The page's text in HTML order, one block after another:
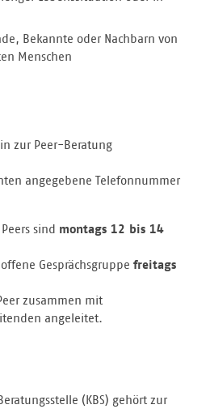
Bekannte oder Nachbarn von
Menschen
zur Peer-Beratung
angegebene Telefonnummer
sind montags 12 bis 14
Gesprächsgruppe freitags
zusammen mit
angeleitet.
(KBS) gehört zur